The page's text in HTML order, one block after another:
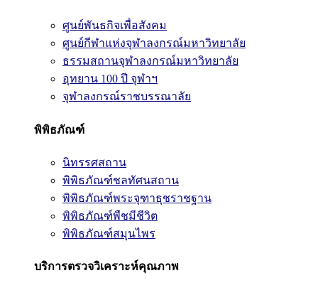
ศูนย์พันธกิจเพื่อสังคม
ศูนย์กีฬาแห่งจุฬาลงกรณ์มหาวิทยาลัย
ธรรมสถานจุฬาลงกรณ์มหาวิทยาลัย
อุทยาน 100 ปี จุฬาฯ
จุฬาลงกรณ์ราชบรรณาลัย
พิพิธภัณฑ์
นิทรรศสถาน
พิพิธภัณฑ์ชลทัศนสถาน
พิพิธภัณฑ์พระจุฑาธุชราชฐาน
พิพิธภัณฑ์พืชมีชีวิต
พิพิธภัณฑ์สมุนไพร
บริการตรวจวิเคราะห์คุณภาพ